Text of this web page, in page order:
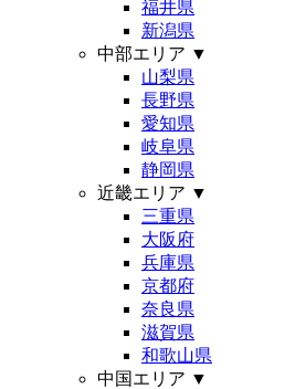
福井県
新潟県
中部エリア ▼
山梨県
長野県
愛知県
岐阜県
静岡県
近畿エリア ▼
三重県
大阪府
兵庫県
京都府
奈良県
滋賀県
和歌山県
中国エリア ▼